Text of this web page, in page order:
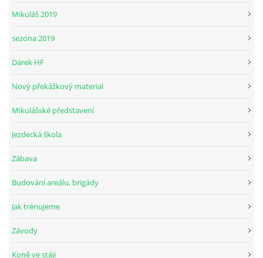
Mikuláš 2019
sezona 2019
Dárek HF
Nový překážkový material
Mikulášské představení
Jezdecká škola
Zábava
Budování areálu, brigády
Jak trénujeme
Závody
Koně ve stáji